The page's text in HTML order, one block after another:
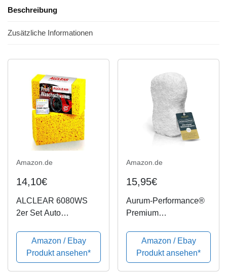
Beschreibung
Zusätzliche Informationen
Amazon.de
14,10€
ALCLEAR 6080WS
2er Set Auto
Jumbo Autoschwamm
für Autopflege, Lack,
Felgen, Reinigung
Amazon / Ebay
Produkt ansehen*
Amazon.de
15,95€
Aurum-Performance®
Premium
saugfähiger Mikrofaser
- Profi Auto
Waschschwamm zur
Amazon / Ebay
Produkt ansehen*